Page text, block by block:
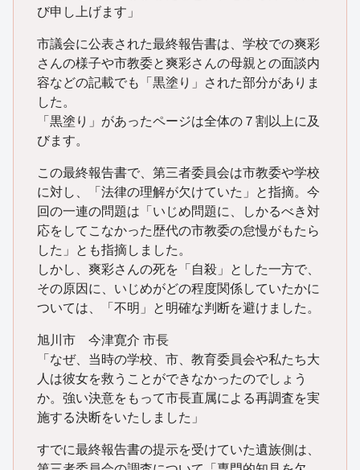
び申し上げます」
市議会に公表された最終報告書は、学校での爽彩
さんの様子や市教委と爽彩さんの母親との面談内
容などの記載でも「黒塗り」された部分がありま
した。
「黒塗り」があったページは全体の７割以上に及
びます。
この最終報告書で、第三者委員会は市教委や学校
に対し、「法律の理解が欠けていた」と指摘。今
回の一連の問題は「いじめ問題に、しかるべき対
応をしてこなかった歴代の市教委の怠慢がもたら
した」とも指摘しました。
しかし、爽彩さんの死を「自殺」とした一方で、
その原因に、いじめがどの程度関係していたかに
ついては、「不明」と明確な判断を避けました。
旭川市 今津寛介 市長
「なぜ、当時の学校、市、教育委員会や私たち大
人は彼女を救うことができなかったのでしょう
か。強い決意をもって市長直属による再調査を実
施する決断をいたしました」
すでに最終報告書の提示を受けていた遺族側は、